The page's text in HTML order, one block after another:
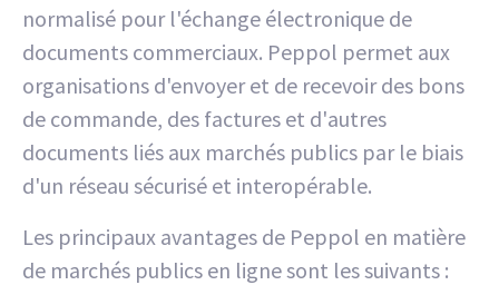
normalisé pour l'échange électronique de
documents commerciaux. Peppol permet aux
organisations d'envoyer et de recevoir des bons
de commande, des factures et d'autres
documents liés aux marchés publics par le biais
d'un réseau sécurisé et interopérable.
Les principaux avantages de Peppol en matière
de marchés publics en ligne sont les suivants :